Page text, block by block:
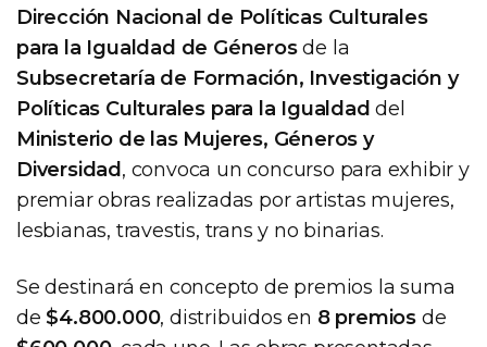
Dirección Nacional de Políticas Culturales
para la Igualdad de Génerosde la
Subsecretaría de Formación, Investigación y
Políticas Culturales para la Igualdad del
Ministerio de las Mujeres, Géneros y
Diversidad , convoca un concurso para exhibir y
premiar obras realizadas por artistas mujeres,
lesbianas, travestis, trans y no binarias.
Se destinará en concepto de premios la suma
de$4.800.000, distribuidos en 8 premios de